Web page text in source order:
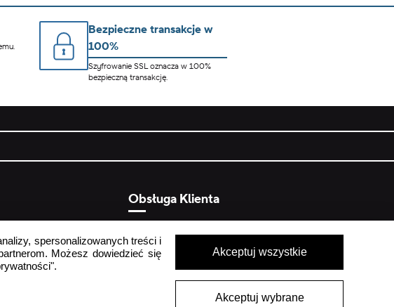
Bezpieczne transakcje w
100%
Szyfrowanie SSL oznacza w 100%
bezpieczną transakcję.
danych
Obsługa Klienta
Sob - Ndz
Zamknięte
crocs.sklep@intersocks.pl
spersonalizowanych treści i
Możesz dowiedzieć się
Akceptuj wszystkie
Akceptuj wybrane